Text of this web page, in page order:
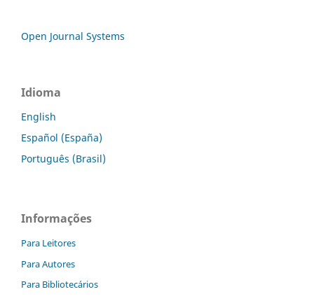
Open Journal Systems
Idioma
English
Español (España)
Português (Brasil)
Informações
Para Leitores
Para Autores
Para Bibliotecários